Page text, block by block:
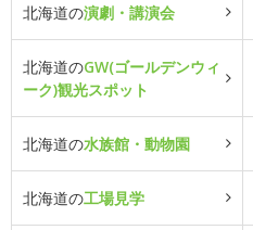
北海道の演劇・講演会
北海道のGW(ゴールデンウィ
ーク)観光スポット
北海道の水族館・動物園
北海道の工場見学